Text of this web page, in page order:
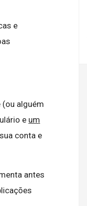
e
(ou alguém
e um
conta e
antes